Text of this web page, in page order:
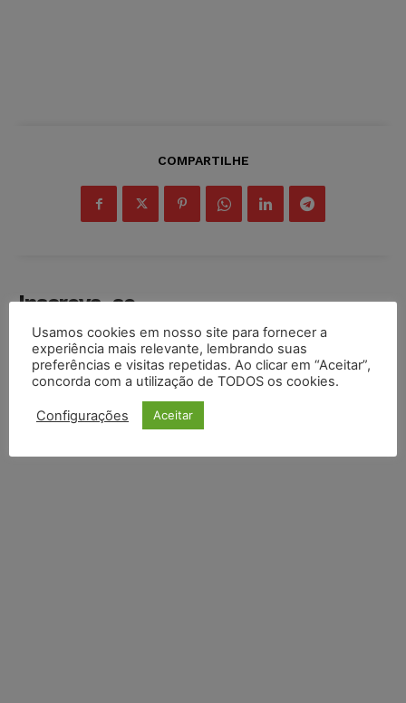
COMPARTILHE
Inscreva-se
INSCREVER
Usamos cookies em nosso site para fornecer a
experiência mais relevante, lembrando suas
preferências e visitas repetidas. Ao clicar em “Aceitar”,
concorda com a utilização de TODOS os cookies.
Configurações Aceitar